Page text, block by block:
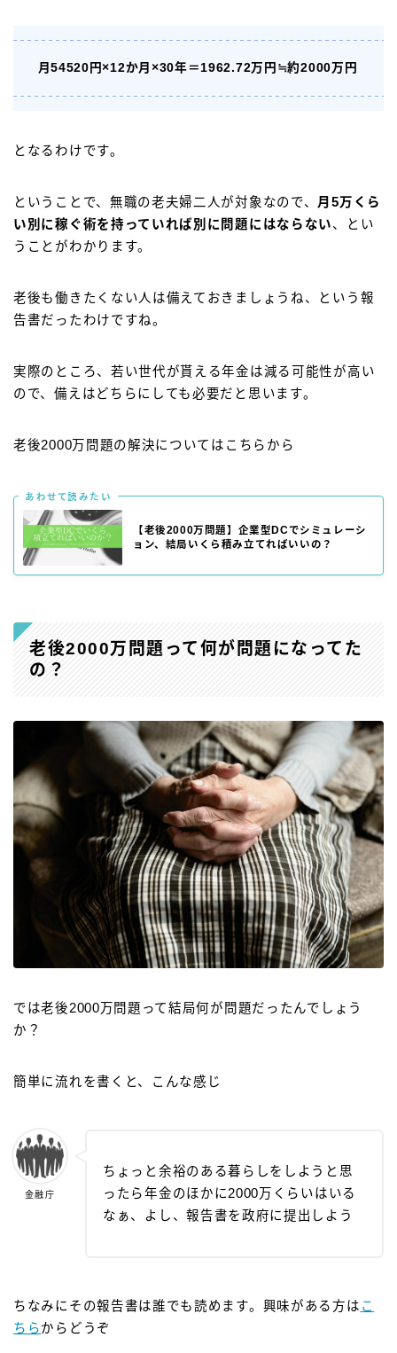
月54520円×12か月×30年＝1962.72万円≒約2000万円
となるわけです。
ということで、無職の老夫婦二人が対象なので、 月5万くら
い別に稼ぐ術を持っていれば別に問題にはならない、とい
うことがわかります。
老後も働きたくない人は備えておきましょうね、という報
告書だったわけですね。
実際のところ、若い世代が貰える年金は減る可能性が高い
ので、備えはどちらにしても必要だと思います。
老後2000万問題の解決についてはこちらから
あわせて読みたい
【老後2000万問題】企業型DCでシミュレーシ
ョン、結局いくら積み立てればいいの？
老後2000万問題って何が問題になってた
の？
では老後2000万問題って結局何が問題だったんでしょう
か？
簡単に流れを書くと、こんな感じ
金融庁
ちょっと余裕のある暮らしをしようと思
ったら年金のほかに2000万くらいはいる
なぁ、よし、報告書を政府に提出しよう
ちなみにその報告書は誰でも読めます。興味がある方は こ
ちらからどうぞ